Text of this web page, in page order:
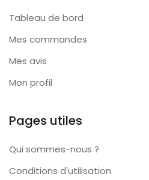
Tableau de bord
Mes commandes
Mes avis
Mon profil
Pages utiles
Qui sommes-nous ?
Conditions d'utilisation